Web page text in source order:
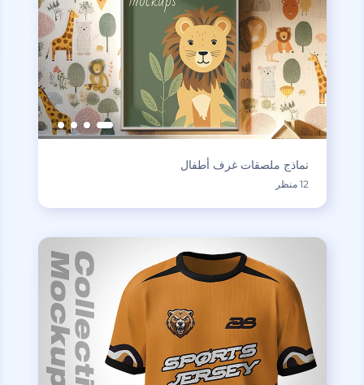
نماذج ملصقات غرف أطفال
12 منظر